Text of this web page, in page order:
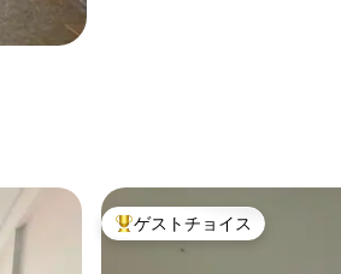
大好評のゲストチョイスです。
ゲストチョイス